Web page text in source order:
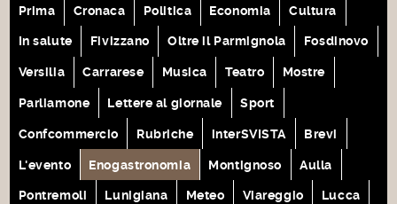
Prima Cronaca Politica Economia Cultura
In salute Fivizzano Oltre il Parmignola Fosdinovo
Versilia Carrarese Musica Teatro Mostre
Parliamone Lettere al giornale Sport
Confcommercio Rubriche interSVISTA Brevi
L'evento Enogastronomia Montignoso Aulla
Pontremoli Lunigiana Meteo Viareggio Lucca